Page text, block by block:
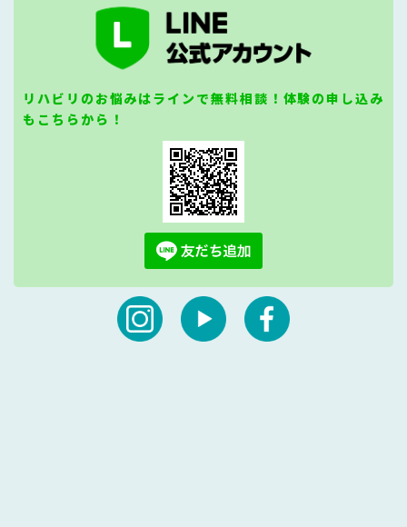
リハビリのお悩みはラインで無料相談！体験の申し込み
もこちらから！